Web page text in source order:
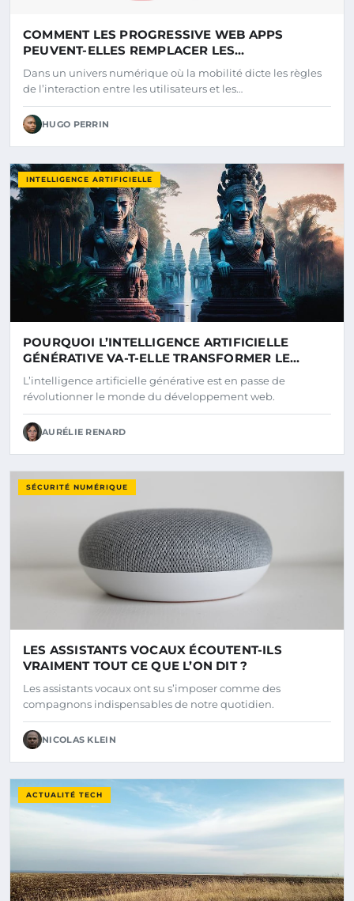
COMMENT LES PROGRESSIVE WEB APPS
PEUVENT-ELLES REMPLACER LES
APPLICATIONS MOBILES NATIVES ?
Dans un univers numérique où la mobilité dicte les règles
de l’interaction entre les utilisateurs et les…
HUGO PERRIN
INTELLIGENCE ARTIFICIELLE
POURQUOI L’INTELLIGENCE ARTIFICIELLE
GÉNÉRATIVE VA-T-ELLE TRANSFORMER LE
DÉVELOPPEMENT WEB ?
L’intelligence artificielle générative est en passe de
révolutionner le monde du développement web.
AURÉLIE RENARD
SÉCURITÉ NUMÉRIQUE
LES ASSISTANTS VOCAUX ÉCOUTENT-ILS
VRAIMENT TOUT CE QUE L’ON DIT ?
Les assistants vocaux ont su s’imposer comme des
compagnons indispensables de notre quotidien.
NICOLAS KLEIN
ACTUALITÉ TECH